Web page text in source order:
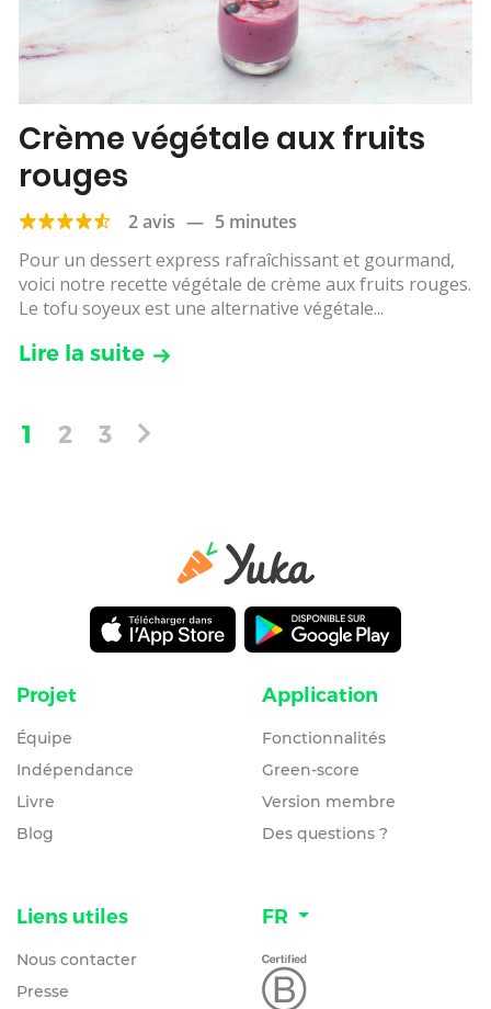
Crème végétale aux fruits
rouges
2 avis — 5 minutes
Pour un dessert express rafraîchissant et gourmand,
voici notre recette végétale de crème aux fruits rouges.
Le tofu soyeux est une alternative végétale...
Lire la suite
1 2 3
Projet
Équipe
Indépendance
Livre
Blog
Application
Fonctionnalités
Green-score
Version membre
Des questions ?
Liens utiles
Nous contacter
Presse
FR